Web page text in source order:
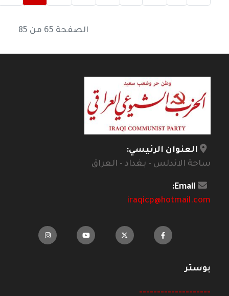
الصفحة 65 من 85
العنوان الرئيسي:
ساحة الاندلس - بغداد - العراق
Email:
iraqicp@hotmail.com
بوستر
--------------------